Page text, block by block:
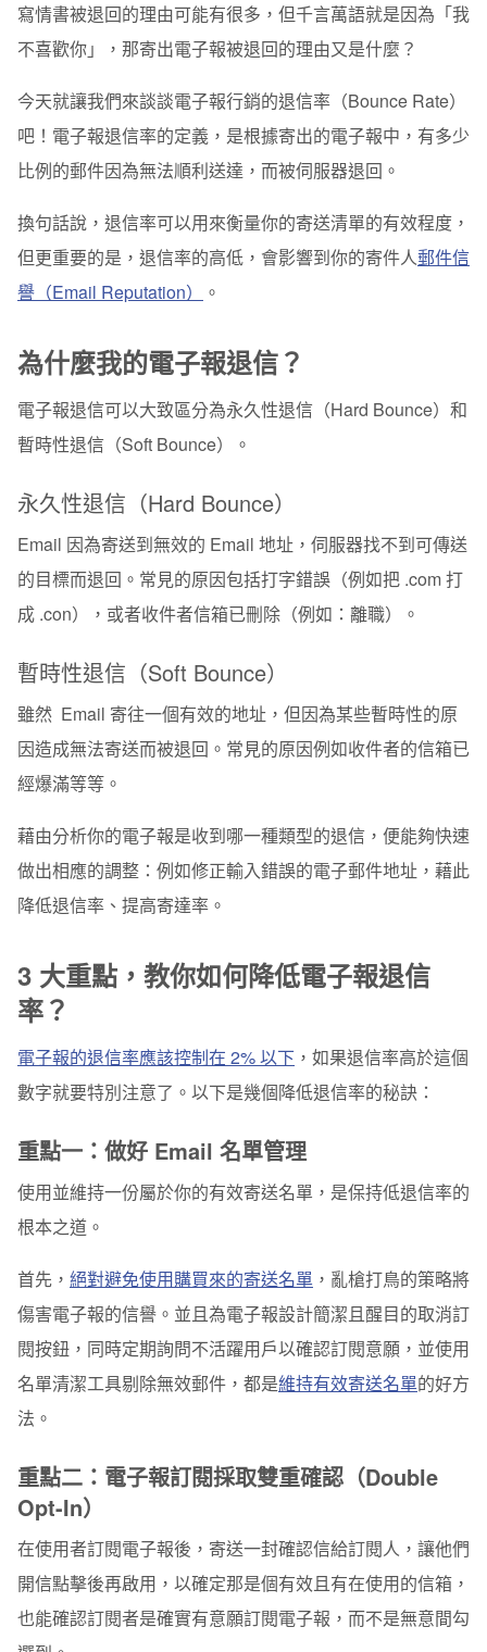
永久性退信（Hard Bounce）
3 大重點，教你如何降低電子報退信率？
重點一：做好 Email 名單管理
重點三：維持電子報寄送頻率
使用電子豹，輕鬆降低你的退信率
寫情書被退回的理由可能有很多，但千言萬語就是因為「我
不喜歡你」，那寄出電子報被退回的理由又是什麼？
今天就讓我們來談談電子報行銷的退信率（Bounce Rate）
吧！電子報退信率的定義，是根據寄出的電子報中，有多少
比例的郵件因為無法順利送達，而被伺服器退回。
換句話說，退信率可以用來衡量你的寄送清單的有效程度，
但更重要的是，退信率的高低，會影響到你的寄件人郵件信
譽（Email Reputation）
。
為什麼我的電子報退信？
電子報退信可以大致區分為永久性退信（Hard Bounce） 和
暫時性退信（Soft Bounce）
。
永久性退信（Hard Bounce）
Email 因為寄送到無效的 Email 地址，伺服器找不到可傳送
的目標而退回。常見的原因包括打字錯誤（例如把 .com 打
成 .con），或者收件者信箱已刪除（例如：離職）。
暫時性退信（Soft Bounce）
雖然 Email 寄往一個有效的地址，但因為某些暫時性的原
因造成無法寄送而被退回。常見的原因例如收件者的信箱已
經爆滿等等。
藉由分析你的電子報是收到哪一種類型的退信，便能夠快速
做出相應的調整：例如修正輸入錯誤的電子郵件地址，藉此
降低退信率、提高寄達率。
3 大重點，教你如何降低電子報退信
率？
電子報的退信率應該控制在 2% 以下 ，如果退信率高於這個
數字就要特別注意了。以下是幾個降低退信率的秘訣：
重點一：做好 Email 名單管理
使用並維持一份屬於你的有效寄送名單，是保持低退信率的
根本之道。
首先， 絕對避免使用購買來的寄送名單 ，亂槍打鳥的策略將
傷害電子報的信譽。並且為電子報設計簡潔且醒目的取消訂
閱按鈕，同時定期詢問不活躍用戶以確認訂閱意願，並使用
名單清潔工具剔除無效郵件，都是維持有效寄送名單的好方
法。
重點二：電子報訂閱採取雙重確認（Double
Opt-In）
在使用者訂閱電子報後，寄送一封確認信給訂閱人，讓他們
開信點擊後再啟用，以確定那是個有效且有在使用的信箱，
也能確認訂閱者是確實有意願訂閱電子報，而不是無意間勾